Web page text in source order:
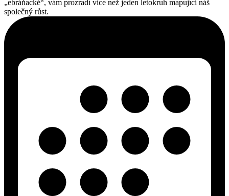
„ebráňacké“, vám prozradí více než jeden letokruh mapující náš
společný růst.